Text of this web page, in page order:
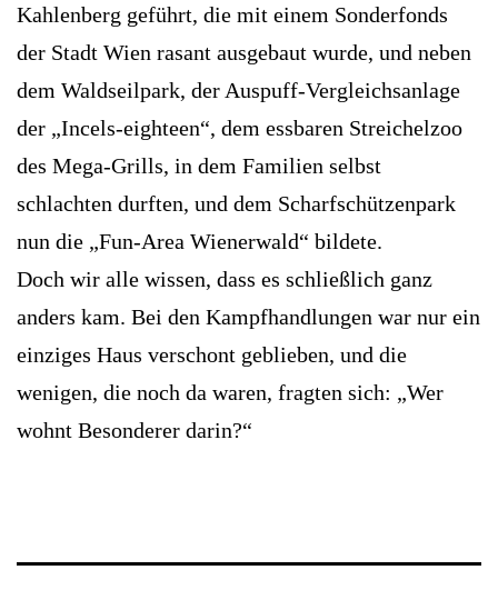
Kahlenberg geführt, die mit einem Sonderfonds
der Stadt Wien rasant ausgebaut wurde, und neben
dem Waldseilpark, der Auspuff-Vergleichsanlage
der „Incels-eighteen“, dem essbaren Streichelzoo
des Mega-Grills, in dem Familien selbst
schlachten durften, und dem Scharfschützenpark
nun die „Fun-Area Wienerwald“ bildete.
Doch wir alle wissen, dass es schließlich ganz
anders kam. Bei den Kampfhandlungen war nur ein
einziges Haus verschont geblieben, und die
wenigen, die noch da waren, fragten sich: „Wer
wohnt Besonderer darin?“